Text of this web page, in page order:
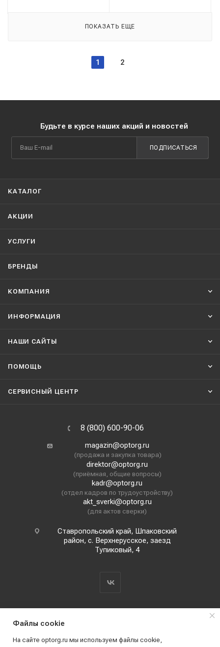
ПОКАЗАТЬ ЕЩЕ
1 2
Будьте в курсе наших акций и новостей
ПОДПИСАТЬСЯ
КАТАЛОГ
АКЦИИ
УСЛУГИ
БРЕНДЫ
КОМПАНИЯ
ИНФОРМАЦИЯ
НАШИ CАЙТЫ
ПОМОЩЬ
СЕРВИСНЫЙ ЦЕНТР
8 (800) 600-90-06
magazin@optorg.ru
(продажа и закупка товара)
direktor@optorg.ru
(приёмная, общие вопросы)
kadr@optorg.ru
(отдел кадров по трудоустройству)
akt_sverki@optorg.ru
(для актов сверки)
Ставропольский край, Шпаковский
район, с. Верхнерусское, заезд
Тупиковый, 4
Файлы cookie
На сайте optorg.ru мы используем файлы cookie,